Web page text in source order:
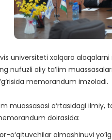
universiteti xalqaro
nufuzli oliy ta’lim
memorandum imzoladi.
muassasasi o‘rtasidagi
doirasida:
o‘qituvchilar almashinuvi